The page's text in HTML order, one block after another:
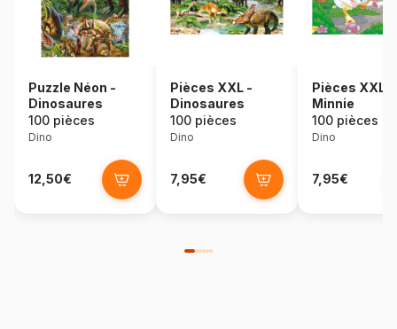
Puzzle Néon -
Dinosaures
100 pièces
Dino
12,50€
Pièces XXL -
Dinosaures
100 pièces
Dino
7,95€
Pièces XXL -
Minnie
100 pièces
Dino
7,95€